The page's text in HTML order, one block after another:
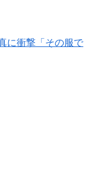
に衝撃「その服で